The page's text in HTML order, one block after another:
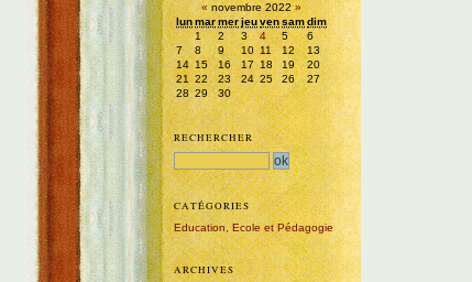
« novembre 2022»
lunmarmerjeuvensamdim
1
2 3 4 5
6
7
8 9 10 11 12
13
14 15 16 17 18 19
20
21 22 23 24 25 26
27
28 29 30
RECHERCHER
CATÉGORIES
Education, Ecole et Pédagogie
ARCHIVES